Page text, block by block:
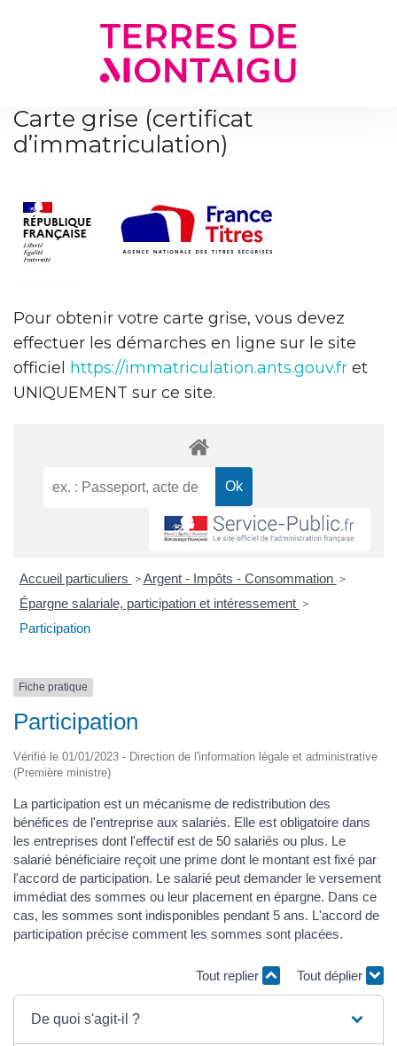
Carte grise (certificat
d’immatriculation)
Pour obtenir votre carte grise, vous devez
effectuer les démarches en ligne sur le site
officiel
https://immatriculation.ants.gouv.fr et
UNIQUEMENT sur ce site.
Accueil particuliers > Argent - Impôts - Consommation >
Épargne salariale, participation et intéressement >
Participation
Fiche pratique
Participation
Vérifié le 01/01/2023 - Direction de l'information légale et administrative
(Première ministre)
La participation est un mécanisme de redistribution des
bénéfices de l'entreprise aux salariés. Elle est obligatoire dans
les entreprises dont l'effectif est de 50 salariés ou plus. Le
salarié bénéficiaire reçoit une prime dont le montant est fixé par
l'accord de participation. Le salarié peut demander le versement
immédiat des sommes ou leur placement en épargne. Dans ce
cas, les sommes sont indisponibles pendant 5 ans. L'accord de
participation précise comment les sommes sont placées.
Tout replier Tout déplier
De quoi s'agit-il ?